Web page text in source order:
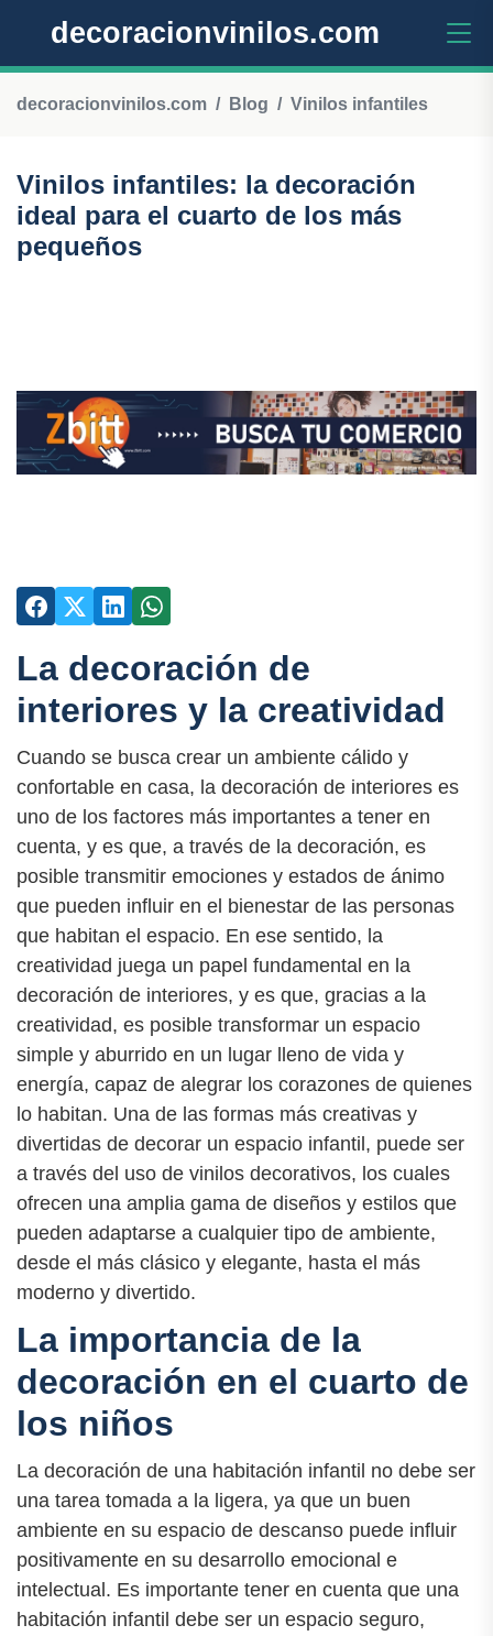
decoracionvinilos.com
decoracionvinilos.com Blog Vinilos infantiles
Vinilos infantiles: la decoración
ideal para el cuarto de los más
pequeños
La decoración de
interiores y la creatividad
Cuando se busca crear un ambiente cálido y
confortable en casa, la decoración de interiores es
uno de los factores más importantes a tener en
cuenta, y es que, a través de la decoración, es
posible transmitir emociones y estados de ánimo
que pueden influir en el bienestar de las personas
que habitan el espacio. En ese sentido, la
creatividad juega un papel fundamental en la
decoración de interiores, y es que, gracias a la
creatividad, es posible transformar un espacio
simple y aburrido en un lugar lleno de vida y
energía, capaz de alegrar los corazones de quienes
lo habitan. Una de las formas más creativas y
divertidas de decorar un espacio infantil, puede ser
a través del uso de vinilos decorativos, los cuales
ofrecen una amplia gama de diseños y estilos que
pueden adaptarse a cualquier tipo de ambiente,
desde el más clásico y elegante, hasta el más
moderno y divertido.
La importancia de la
decoración en el cuarto de
los niños
La decoración de una habitación infantil no debe ser
una tarea tomada a la ligera, ya que un buen
ambiente en su espacio de descanso puede influir
positivamente en su desarrollo emocional e
intelectual. Es importante tener en cuenta que una
habitación infantil debe ser un espacio seguro,